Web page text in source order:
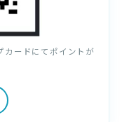
カードにてポイントが